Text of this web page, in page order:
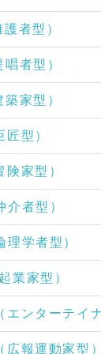
者型）
者型）
家型）
型）
家型）
者型）
学者型）
業家型）
ンターテイナ
報運動家型）